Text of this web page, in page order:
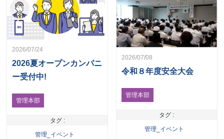
2026/07/24
2026夏オープンカンパニ
ー受付中!
管理本部
タグ :
管理_イベント
2026/07/08
令和８年度安全大会
管理本部
タグ :
管理_イベント